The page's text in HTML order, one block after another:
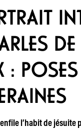
DE
: POSES
l’habit de jésuite